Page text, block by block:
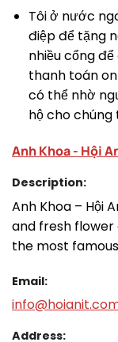
Tôi ở nước
điệp để tặng
nhiều cổng
thanh toán
có thể nhờ
hộ cho chúng
Anh Khoa - Hội
Description:
Anh Khoa – Hội
and fresh flower
the most
Email:
Address: